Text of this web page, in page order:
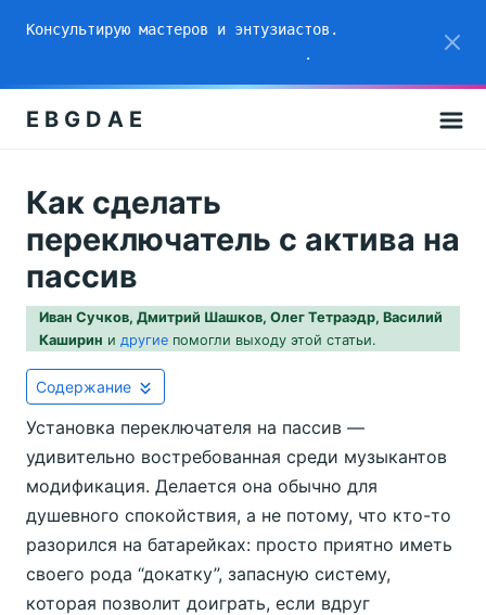
Консультирую мастеров и энтузиастов.
.
E B G D A E
Как сделать
переключатель с актива на
пассив
Иван Сучков, Дмитрий Шашков, Олег Тетраэдр, Василий
Каширин и другие помогли выходу этой статьи.
Содержание
Установка переключателя на пассив —
удивительно востребованная среди музыкантов
модификация. Делается она обычно для
душевного спокойствия, а не потому, что кто-то
разорился на батарейках: просто приятно иметь
своего рода “докатку”, запасную систему,
которая позволит доиграть, если вдруг